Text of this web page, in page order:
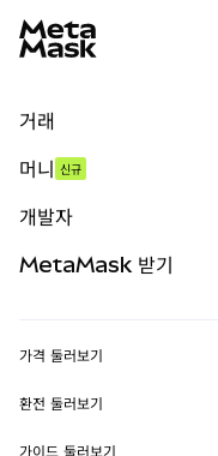
거래
무기한 선물
실물자산
머니 신규
개발자
MetaMask Connect
MetaMask 받기
가격 둘러보기
이더리움 가격
솔라나 가격
환전 둘러보기
가이드 둘러보기